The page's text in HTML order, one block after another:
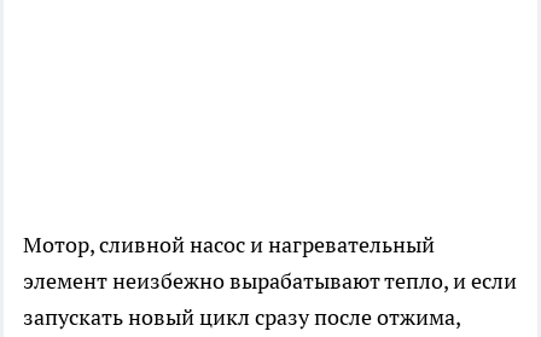
Мотор, сливной насос и нагревательный
элемент неизбежно вырабатывают тепло, и если
запускать новый цикл сразу после отжима,